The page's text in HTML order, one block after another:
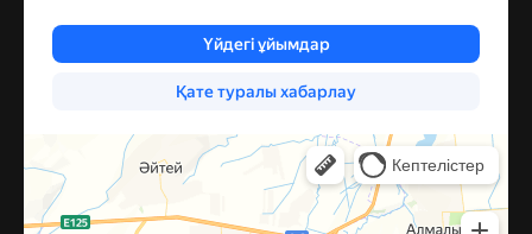
Улица Барибаева, 60 — Яндекс Карты